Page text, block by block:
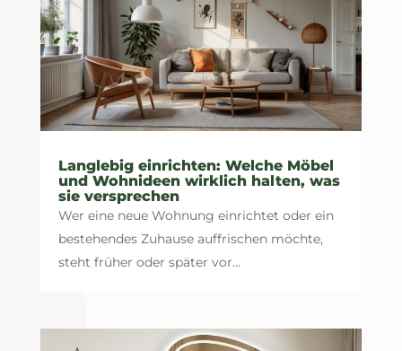
Langlebig einrichten: Welche Möbel
und Wohnideen wirklich halten, was
sie versprechen
Wer eine neue Wohnung einrichtet oder ein
bestehendes Zuhause auffrischen möchte,
steht früher oder später vor...